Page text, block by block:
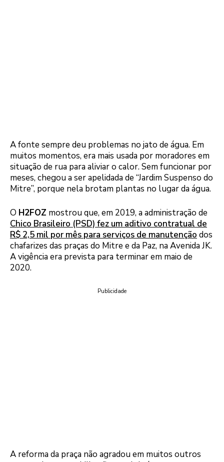
A fonte sempre deu problemas no jato de água. Em
muitos momentos, era mais usada por moradores em
situação de rua para aliviar o calor. Sem funcionar por
meses, chegou a ser apelidada de “Jardim Suspenso do
Mitre”, porque nela brotam plantas no lugar da água.
O H2FOZ mostrou que, em 2019, a administração de
Chico Brasileiro (PSD) fez um aditivo contratual de
R$ 2,5 mil por mês para serviços de manutenção dos
chafarizes das praças do Mitre e da Paz, na Avenida JK.
A vigência era prevista para terminar em maio de
2020.
Publicidade
A reforma da praça não agradou em muitos outros